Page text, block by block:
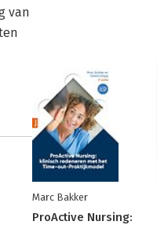
van
Marc Bakker
ProActive Nursing: